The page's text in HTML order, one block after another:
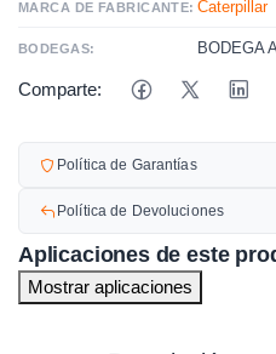
MARCA DE FABRICANTE: Caterpillar
BODEGAS: BODEGA
Comparte:
Política de Garantías
Política de Devoluciones
Aplicaciones de este
Mostrar aplicaciones